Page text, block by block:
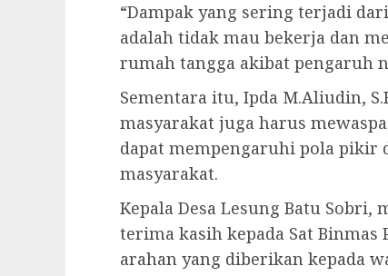
“Dampak yang sering terjadi
adalah tidak mau bekerja dan
rumah tangga akibat pengaruh
Sementara itu, Ipda M.Aliudin,
masyarakat juga harus
dapat mempengaruhi pola pikir
masyarakat.
Kepala Desa Lesung Batu Sobri,
terima kasih kepada Sat
arahan yang diberikan kepada